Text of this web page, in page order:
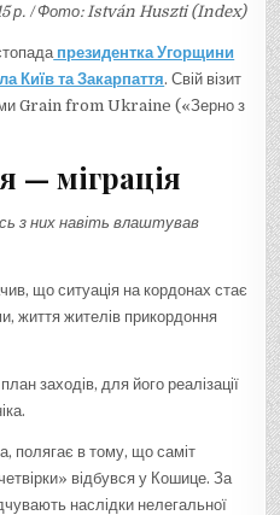
р. / Фото: István Huszti (Index)
президентка Угорщини
Київ та Закарпаття. Свій візит
Grain from Ukraine («Зерно з
—міграція
з них навіть влаштував
що ситуація на кордонах стає
життя жителів прикордоння
заходів, для його реалізації
полягає в тому, що саміт
відбувся у Кошице. За
наслідки нелегальної